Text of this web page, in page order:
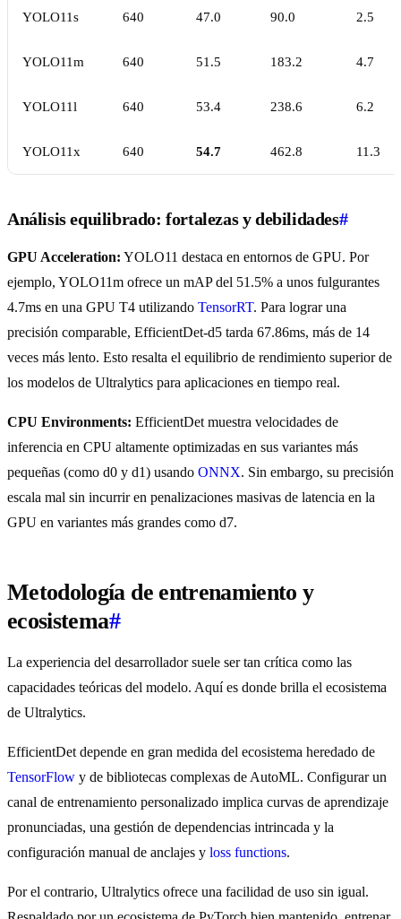
YOLO11s 640 47.0 90.0 2.5
YOLO11m 640 51.5 183.2 4.7
YOLO11l 640 53.4 238.6 6.2
YOLO11x 640 54.7 462.8 11.3
Análisis equilibrado: fortalezas y debilidades#
GPU Acceleration: YOLO11 destaca en entornos de GPU. Por
ejemplo, YOLO11m ofrece un mAP del 51.5% a unos fulgurantes
4.7ms en una GPU T4 utilizando TensorRT. Para lograr una
precisión comparable, EfficientDet-d5 tarda 67.86ms, más de 14
veces más lento. Esto resalta el equilibrio de rendimiento superior de
los modelos de Ultralytics para aplicaciones en tiempo real.
CPU Environments: EfficientDet muestra velocidades de
inferencia en CPU altamente optimizadas en sus variantes más
pequeñas (como d0 y d1) usando ONNX. Sin embargo, su precisión
escala mal sin incurrir en penalizaciones masivas de latencia en la
GPU en variantes más grandes como d7.
Metodología de entrenamiento y
ecosistema#
La experiencia del desarrollador suele ser tan crítica como las
capacidades teóricas del modelo. Aquí es donde brilla el ecosistema
de Ultralytics.
EfficientDet depende en gran medida del ecosistema heredado de
TensorFlow y de bibliotecas complexas de AutoML. Configurar un
canal de entrenamiento personalizado implica curvas de aprendizaje
pronunciadas, una gestión de dependencias intrincada y la
configuración manual de anclajes y loss functions.
Por el contrario, Ultralytics ofrece una facilidad de uso sin igual.